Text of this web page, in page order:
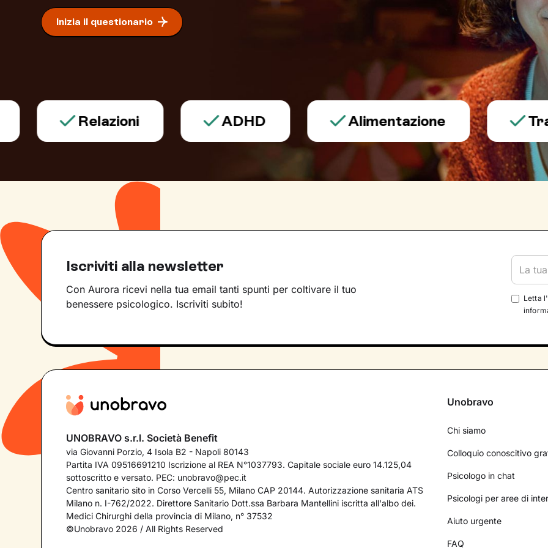
Inizia il questionario
Relazioni ADHD Alimentazione
Iscriviti alla newsletter
Con Aurora ricevi nella tua email tanti spunti per coltivare il tuo
benessere psicologico. Iscriviti subito!
Letta l'
UNOBRAVO s.r.l. Società Benefit
via Giovanni Porzio, 4 Isola B2 - Napoli 80143
Partita IVA 09516691210 Iscrizione al REA N°1037793. Capitale sociale euro 14.125,04
sottoscritto e versato. PEC: unobravo@pec.it
Centro sanitario sito in Corso Vercelli 55, Milano CAP 20144. Autorizzazione sanitaria ATS
Milano n. I-762/2022. Direttore Sanitario Dott.ssa Barbara Mantellini iscritta all'albo dei.
Medici Chirurghi della provincia di Milano, n° 37532
©Unobravo 2026 / All Rights Reserved
Unobravo
Chi siamo
Colloquio conoscitivo
Psicologo in chat
Psicologi per aree di
Aiuto urgente
FAQ